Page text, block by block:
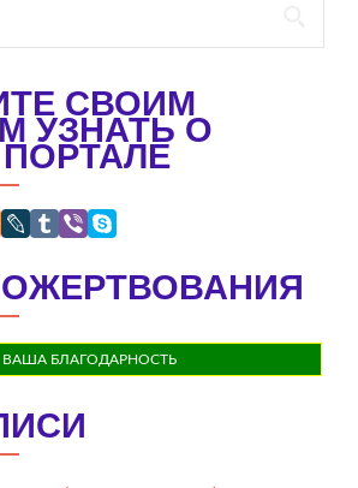
СВОИМ
УЗНАТЬ О
ВАША БЛАГОДАРНОСТЬ